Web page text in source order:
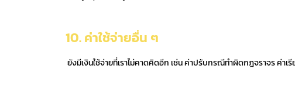
10. ค่าใช้จ่ายอื่น ๆ
ยังมีเงินใช้จ่ายที่เราไม่คาดคิดอีก เช่น ค่าปรับกรณีทำผิดกฎจราจร ค่า